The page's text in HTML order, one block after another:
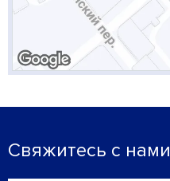
Свяжитесь с нами